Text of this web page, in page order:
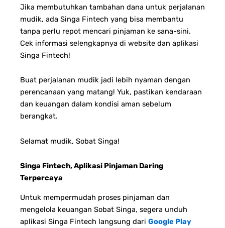
Jika membutuhkan tambahan dana untuk perjalanan
mudik, ada Singa Fintech yang bisa membantu
tanpa perlu repot mencari pinjaman ke sana-sini.
Cek informasi selengkapnya di website dan aplikasi
Singa Fintech!
Buat perjalanan mudik jadi lebih nyaman dengan
perencanaan yang matang! Yuk, pastikan kendaraan
dan keuangan dalam kondisi aman sebelum
berangkat.
Selamat mudik, Sobat Singa!
Singa Fintech, Aplikasi Pinjaman Daring
Terpercaya
Untuk mempermudah proses pinjaman dan
mengelola keuangan Sobat Singa, segera unduh
aplikasi Singa Fintech langsung dari Google Play